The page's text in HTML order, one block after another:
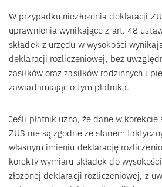
W przypadku niezłożenia deklaracji
uprawnienia wynikające z art. 48
składek z urzędu w wysokości
deklaracji rozliczeniowej, bez
zasiłków oraz zasiłków rodzinnych i
zawiadamiając o tym płatnika.
Jeśli płatnik uzna, że dane w korekcie
ZUS nie są zgodne ze stanem
własnym imieniu deklarację
korekty wymiaru składek do
złożonej deklaracji rozliczeniowej, z